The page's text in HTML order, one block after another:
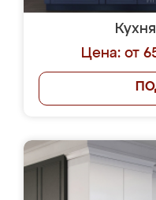
Цена: от